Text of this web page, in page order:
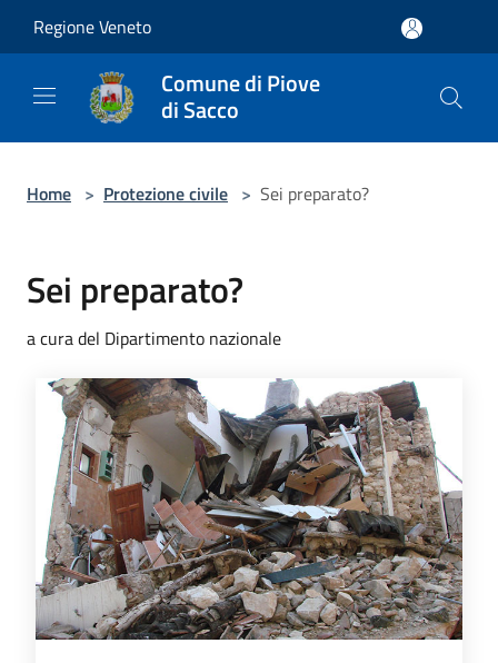
Regione Veneto
Comune di Piove
di Sacco
Home > Protezione civile > Sei preparato?
Sei preparato?
a cura del Dipartimento nazionale